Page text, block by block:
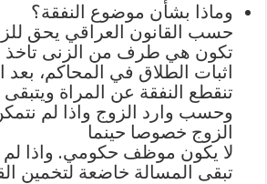
وماذا بشأن موضوع النفقة؟
حسب القانون العراقي يحق
تكون هي طرف من الزنى تاخذ
اثبات الطلاق في المحاكم، بعد
تنقطع النفقة عن المراة
وحسب وارد الزوج واذا لم
الزوج خصوصا حينما
لا يكون موظف حكومي. واذا
تبقى المسالة خاضعة لتخمين